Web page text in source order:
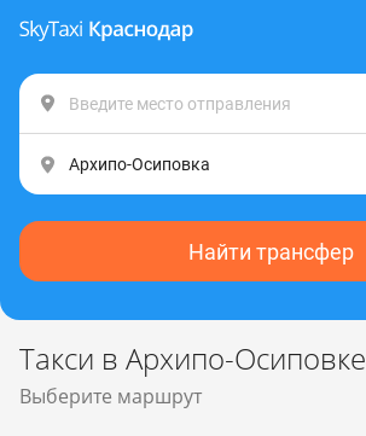
Найти трансфер
Такси в Архипо-Осиповке
Выберите маршрут